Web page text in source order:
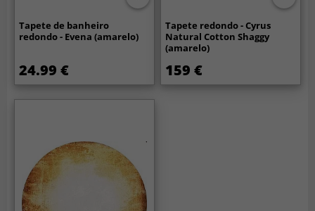
Tapete de banheiro
redondo - Evena (amarelo)
24.99 €
Tapete redondo - Cyrus
Natural Cotton Shaggy
(amarelo)
159 €